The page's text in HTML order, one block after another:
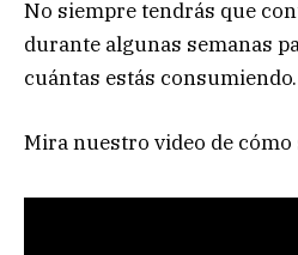
No siempre tendrás que
durante algunas semanas
cuántas estás consumiendo.
Mira nuestro video de